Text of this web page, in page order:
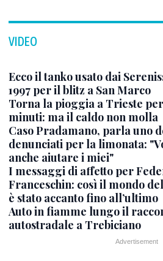
VIDEO
Ecco il tanko usato dai
1997 per il blitz a San Marco
Torna la pioggia a Trieste
minuti: ma il caldo non molla
Caso Pradamano, parla uno
denunciati per la limonata:
anche aiutare i miei"
I messaggi di affetto per
Franceschin: così il mondo
è stato accanto fino all’ultimo
Auto in fiamme lungo il
autostradale a Trebiciano